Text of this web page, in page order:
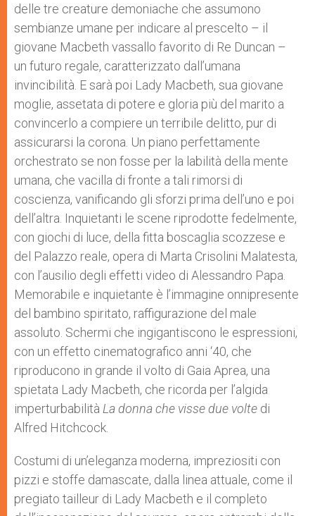
delle tre creature demoniache che assumono
sembianze umane per indicare al prescelto – il
giovane Macbeth vassallo favorito di Re Duncan –
un futuro regale, caratterizzato dall’umana
invincibilità. E sarà poi Lady Macbeth, sua giovane
moglie, assetata di potere e gloria più del marito a
convincerlo a compiere un terribile delitto, pur di
assicurarsi la corona. Un piano perfettamente
orchestrato se non fosse per la labilità della mente
umana, che vacilla di fronte a tali rimorsi di
coscienza, vanificando gli sforzi prima dell’uno e poi
dell’altra. Inquietanti le scene riprodotte fedelmente,
con giochi di luce, della fitta boscaglia scozzese e
del Palazzo reale, opera di Marta Crisolini Malatesta,
con l’ausilio degli effetti video di Alessandro Papa.
Memorabile e inquietante è l’immagine onnipresente
del bambino spiritato, raffigurazione del male
assoluto. Schermi che ingigantiscono le espressioni,
con un effetto cinematografico anni ‘40, che
riproducono in grande il volto di Gaia Aprea, una
spietata Lady Macbeth, che ricorda per l’algida
imperturbabilità La donna che visse due volte di
Alfred Hitchcock.
Costumi di un’eleganza moderna, impreziositi con
pizzi e stoffe damascate, dalla linea attuale, come il
pregiato tailleur di Lady Macbeth e il completo